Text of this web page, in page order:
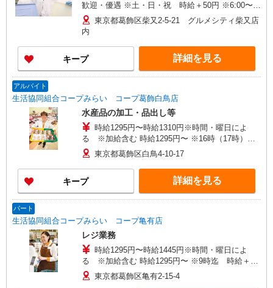
歓迎・優遇 ※土・日・祝 時給＋50円 ※6:00〜
8:00 時給＋200円 ※8:00〜9:00 時給＋100円
※22:00以降 基本時給より25％UP
東京都葛飾区柴又2-5-21 グルメシティ柴又店
内
キープ 詳細を見る
アルバイト
生活協同組合コープみらい コープ葛飾白鳥店
水産品の加工・品出し等
時給1295円〜時給1310円※時間・曜日によ
る ※加給含む 時給1295円〜 ※16時（17時）以
降 時給＋15円 ※日・祝日 時給＋100円
東京都葛飾区白鳥4-10-17
キープ 詳細を見る
パート
生活協同組合コープみらい コープ亀有店
レジ業務
時給1295円〜時給1445円※時間・曜日によ
る ※加給含む 時給1295円〜 ※9時迄 時給＋
100円 ※16時（17時）以降 時給＋150円 ※日・
祝日 時給＋150円
東京都葛飾区亀有2-15-4